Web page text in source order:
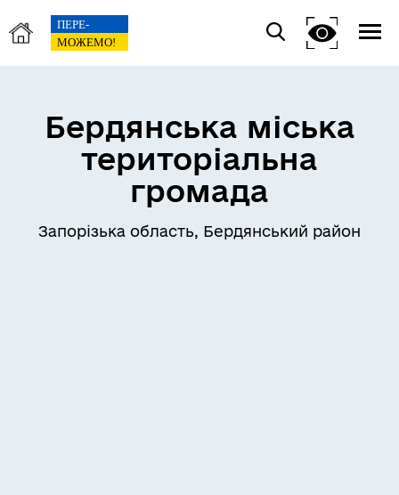
Бердянська міська
територіальна
громада
Запорізька область, Бердянський район